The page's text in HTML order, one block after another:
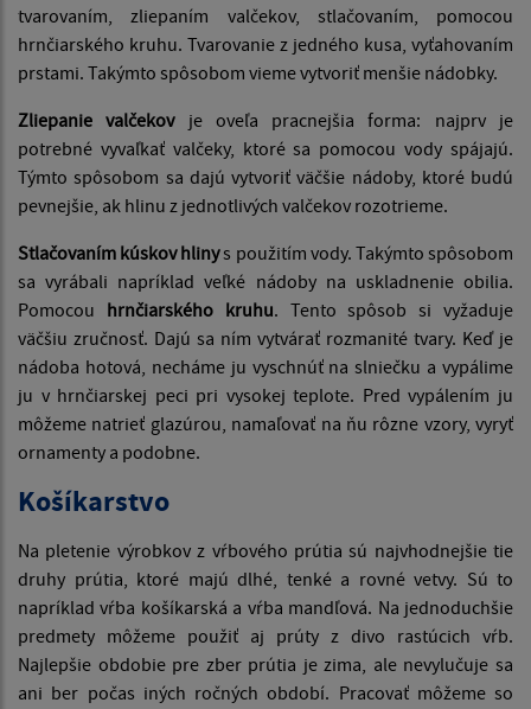
tvarovaním, zliepaním valčekov, stlačovaním, pomocou
hrnčiarského kruhu. Tvarovanie z jedného kusa, vyťahovaním
prstami. Takýmto spôsobom vieme vytvoriť menšie nádobky.
Zliepanie valčekovje oveľa pracnejšia forma: najprv je
potrebné vyvaľkať valčeky, ktoré sa pomocou vody spájajú.
Týmto spôsobom sa dajú vytvoriť väčšie nádoby, ktoré budú
pevnejšie, ak hlinu z jednotlivých valčekov rozotrieme.
Stlačovaním kúskov hlinys použitím vody. Takýmto spôsobom
sa vyrábali napríklad veľké nádoby na uskladnenie obilia.
Pomocou hrnčiarského kruhu. Tento spôsob si vyžaduje
väčšiu zručnosť. Dajú sa ním vytvárať rozmanité tvary. Keď je
nádoba hotová, necháme ju vyschnúť na slniečku a vypálime
ju v hrnčiarskej peci pri vysokej teplote. Pred vypálením ju
môžeme natrieť glazúrou, namaľovať na ňu rôzne vzory, vyryť
ornamenty a podobne.
Košíkarstvo
Na pletenie výrobkov z vŕbového prútia sú najvhodnejšie tie
druhy prútia, ktoré majú dlhé, tenké a rovné vetvy. Sú to
napríklad vŕba košíkarská a vŕba mandľová. Na jednoduchšie
predmety môžeme použiť aj prúty z divo rastúcich vŕb.
Najlepšie obdobie pre zber prútia je zima, ale nevylučuje sa
ani ber počas iných ročných období. Pracovať môžeme so